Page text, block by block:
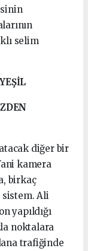
selim
diğer bir
kamera
birkaç
sistem. Ali
yapıldığı
noktalara
trafiğinde